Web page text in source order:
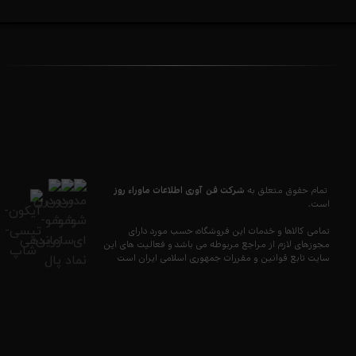
تمام حقوق متعلق به شرکت فن آوری اطلاعات ماوراء روز
است.
تمامی کالاها و خدمات این فروشگاه، حسب مورد دارای
مجوزهای لازم از مراجع مربوطه می باشد و فعالیت های این
سایت تابع قوانین و مقررات جمهوری اسلامی ایران است